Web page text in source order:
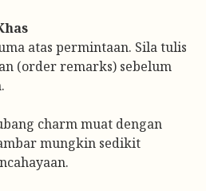
atas permintaan. Sila tulis
(order remarks) sebelum
charm muat dengan
mungkin sedikit